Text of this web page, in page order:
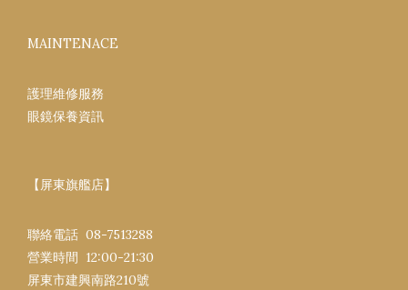
MAINTENACE
護理維修服務
眼鏡保養資訊
【屏東旗艦店】
聯絡電話 08-7513288
營業時間 12:00-21:30​
屏東市建興南路​210號